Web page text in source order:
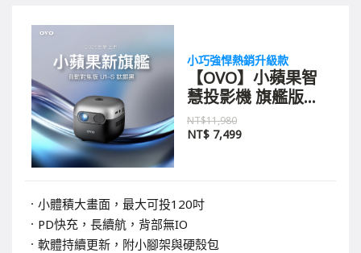
小巧強悍熱銷升級款
【OVO】小蘋果智
慧投影機 旗艦版
U1-S 鈦銀黑
NT$11,980
NT$ 7,499
小體積大畫面，最大可投120吋
PD快充，長續航，背部無IO
軟體持續更新，附小腳架與硬殼包